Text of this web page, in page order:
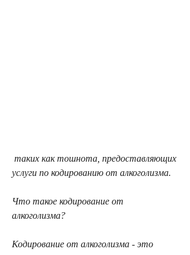
услуги по кодированию от алкоголизма.
Что такое кодирование от
алкоголизма?
Кодирование от алкоголизма - это